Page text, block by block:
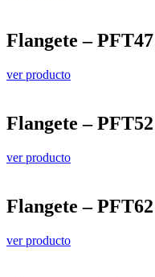
Flangete –
ver producto
Flangete –
ver producto
Flangete –
ver producto